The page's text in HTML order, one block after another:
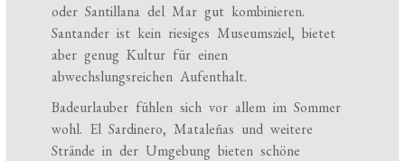
oder Santillana del Mar gut kombinieren.
Santander ist kein riesiges Museumsziel, bietet
aber genug Kultur für einen
abwechslungsreichen Aufenthalt.
Badeurlauber fühlen sich vor allem im Sommer
wohl. El Sardinero, Mataleñas und weitere
Strände in der Umgebung bieten schöne